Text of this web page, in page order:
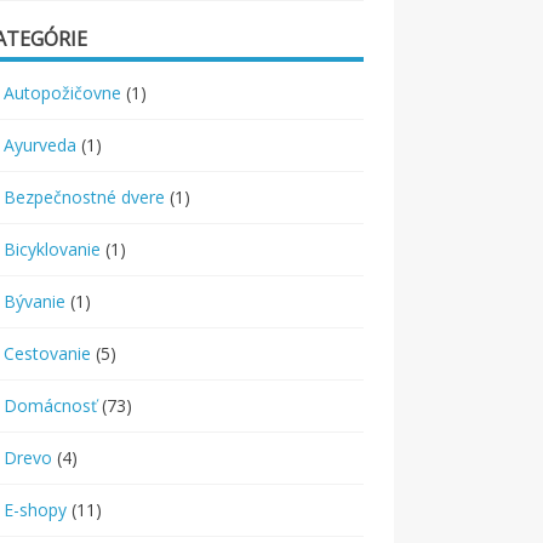
Autopožičovne (1)
Ayurveda (1)
Bezpečnostné dvere (1)
Bicyklovanie (1)
Bývanie (1)
Cestovanie (5)
Domácnosť(73)
Drevo (4)
E-shopy (11)